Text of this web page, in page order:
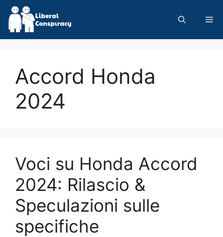
Skip
content
Accord Honda
2024
Voci su Honda Accord
2024: Rilascio &
Speculazioni sulle
specifiche